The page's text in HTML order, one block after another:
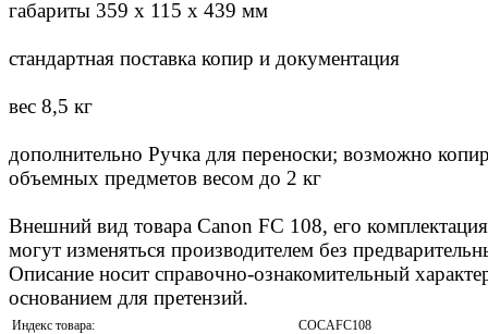
габариты 359 x 115 x 439 мм
стандартная поставка копир и документация
вес 8,5 кг
дополнительно Ручка для переноски; возможно
объемных предметов весом до 2 кг
Внешний вид товара Canon FC 108, его
могут изменяться производителем без
Описание носит справочно-ознакомительный
основанием для претензий.
Индекс товара:
COCAFC108